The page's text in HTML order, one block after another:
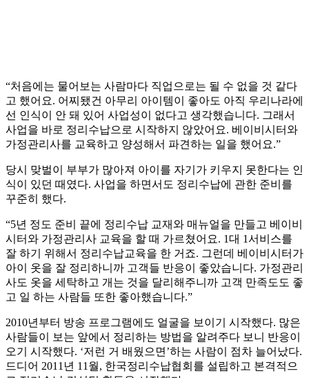
“처음에는 물어보는 사람마다 직업으로는 될 수 없을 것 같다
고 했어요. 어찌됐건 아무리 아이템이 좋아도 아직 우리나라에
선 인식이 안 돼 있어 사업성이 없다고 생각했습니다. 그래서
사업을 바로 정리수납으로 시작하지 않았어요. 베이비시터와
가정관리사를 교육하고 양성해서 파견하는 일을 했어요.”
당시 맞벌이 부부가 많아져 아이를 자기가 키우지 못한다는 인
식이 있던 때였다. 사업을 하면서도 정리수납에 관한 준비를
꾸준히 했다.
“5년 정도 준비 끝에 정리수납 교재와 매뉴얼을 만들고 베이비
시터와 가정관리사 교육을 할 때 가르쳤어요. 1대 1서비스를
잘 하기 위해서 정리수납교육을 한 거죠. 그런데 베이비시터가
아이 옷을 잘 정리하니까 고객들 반응이 좋았습니다. 가정관리
사도 옷을 세탁하고 개는 것을 달리해주니까 고객 만족도도 좋
고 일 하는 사람들 또한 좋아했습니다.”
2010년부터 방송 프로그램에도 얼굴을 보이기 시작했다. 많은
사람들이 보는 앞에서 정리하는 방법을 알려주다 보니 반응이
오기 시작했다. ‘저런 거 배웠으면’하는 사람이 점차 늘어났다.
드디어 2011년 11월, 한국정리수납협회를 설립하고 본격적으